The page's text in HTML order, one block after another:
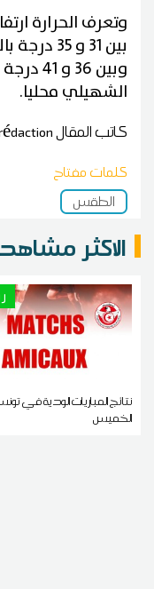
وتعرف الحرارة
بين 31 و
وبين
الشهيلي محليا.
كاتب المقال
كلمات مفتاح
الطقس
الاكثر
نتائج المباريات الودية في
الخميس